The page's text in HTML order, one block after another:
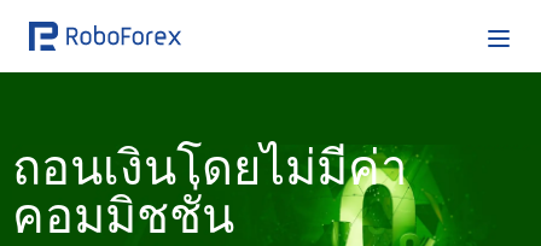
ถอนเงินโดยไม่มีค่า
คอมมิชชั่น